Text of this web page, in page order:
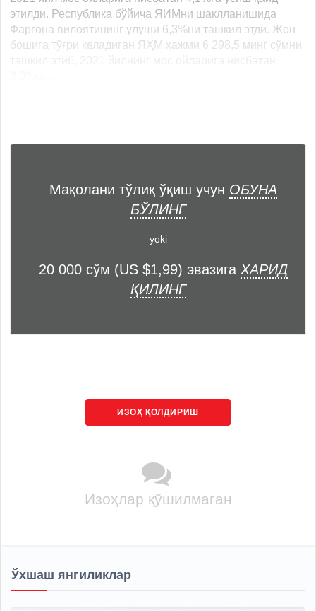
этилди. Республика бўйича ЯИМни шаклланишида
Фарғона вилоятининг улуши 6,3%ни ташкил этди. Жон
бошига тўғри келадиган ЯҲМ ҳажми 6 298,5 минг сўмни
Мақолани тўлиқ ўқиш учун ОБУНА
БЎЛИНГ
yoki
20 000 сўм (US $1,99) эвазига ХАРИД
ҚИЛИНГ
ИЗОҲ ҚОЛДИРИШ
Изоҳлар қўшилмаган
Ўхшаш янгиликлар